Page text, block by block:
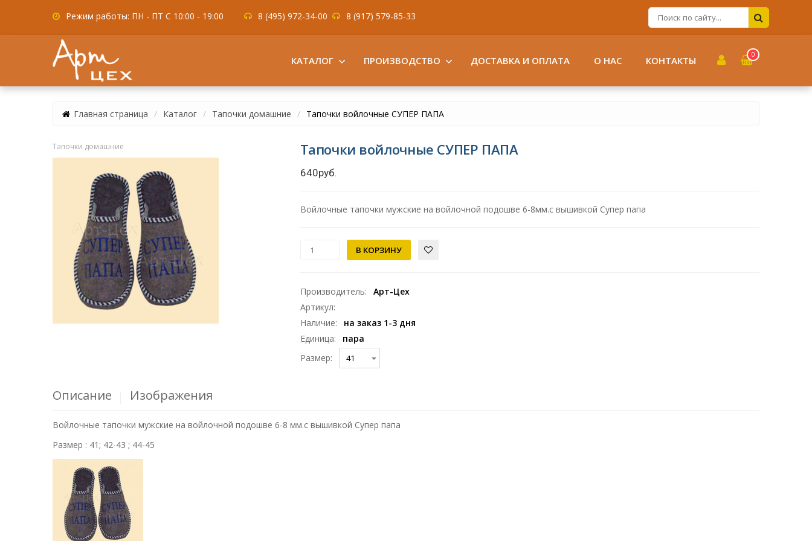
Режим работы: ПН - ПТ С 10:00 - 19:00 8 (495) 972-34-00 8 (917) 579-85-33
0
КАТАЛОГ ПРОИЗВОДСТВО ДОСТАВКА И ОПЛАТА О НАС КОНТАКТЫ
Главная страница Каталог Тапочки домашние Тапочки войлочные СУПЕР ПАПА
Тапочки домашние Тапочки войлочные СУПЕР ПАПА
640руб.
Войлочные тапочки мужские на войлочной подошве 6-8мм.с вышивкой Супер папа
Производитель:
Арт-Цех
Артикул:
Наличие:
на заказ 1-3 дня
Единица:
пара
Размер:
Описание Изображения
Войлочные тапочки мужские на войлочной подошве 6-8 мм.с вышивкой Супер папа
Размер : 41; 42-43 ; 44-45